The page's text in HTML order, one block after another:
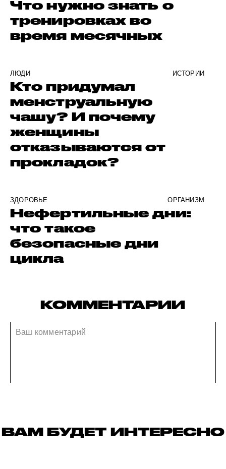
Что нужно знать о
тренировках во
время месячных
ЛЮДИ ИСТОРИИ
Кто придумал
менструальную
чашу? И почему
женщины
отказываются от
прокладок?
ЗДОРОВЬЕ ОРГАНИЗМ
Нефертильные дни:
что такое
безопасные дни
цикла
КОММЕНТАРИИ
ВАМ БУДЕТ ИНТЕРЕСНО